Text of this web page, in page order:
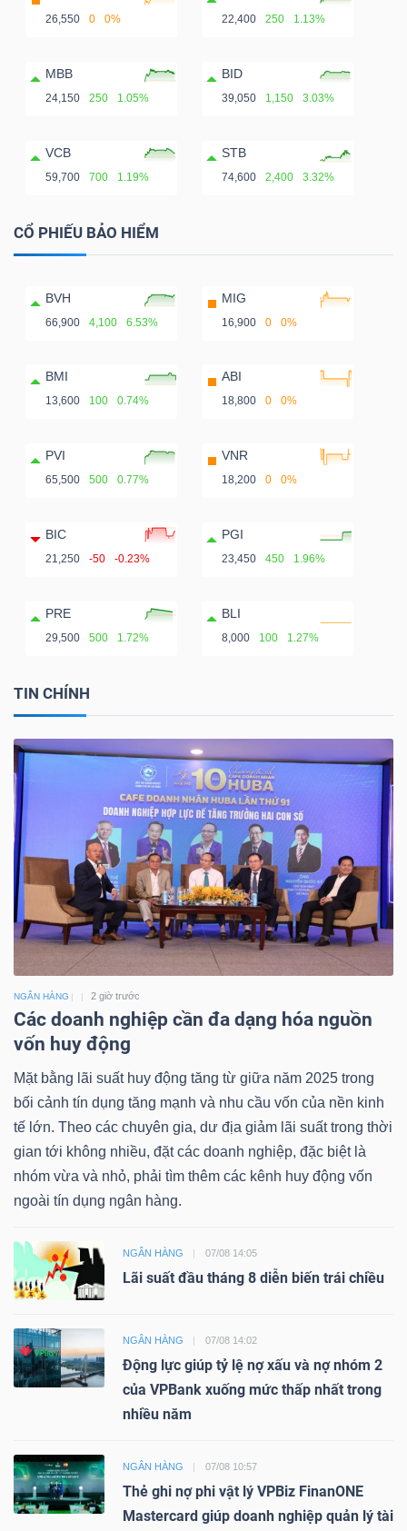
26,550 0 0% 22,400 250 1.13%
MBB
24,150 250 1.05%
BID
39,050 1,150 3.03%
VCB
59,700 700 1.19%
STB
74,600 2,400 3.32%
CỔ PHIẾU BẢO HIỂM
BVH
66,900 4,100 6.53%
MIG
16,900 0 0%
BMI
13,600 100 0.74%
ABI
18,800 0 0%
PVI
65,500 500 0.77%
VNR
18,200 0 0%
BIC
21,250 -50 -0.23%
PGI
23,450 450 1.96%
PRE
29,500 500 1.72%
BLI
8,000 100 1.27%
TIN CHÍNH
NGÂN HÀNG 2 giờ trước
Các doanh nghiệp cần đa dạng hóa nguồn
vốn huy động
Mặt bằng lãi suất huy động tăng từ giữa năm 2025 trong
bối cảnh tín dụng tăng mạnh và nhu cầu vốn của nền kinh
tế lớn. Theo các chuyên gia, dư địa giảm lãi suất trong thời
gian tới không nhiều, đặt các doanh nghiệp, đặc biệt là
nhóm vừa và nhỏ, phải tìm thêm các kênh huy động vốn
ngoài tín dụng ngân hàng.
NGÂN HÀNG 07/08 14:05
Lãi suất đầu tháng 8 diễn biến trái chiều
NGÂN HÀNG 07/08 14:02
Động lực giúp tỷ lệ nợ xấu và nợ nhóm 2
của VPBank xuống mức thấp nhất trong
nhiều năm
NGÂN HÀNG 07/08 10:57
Thẻ ghi nợ phi vật lý VPBiz FinanONE
Mastercard giúp doanh nghiệp quản lý tài